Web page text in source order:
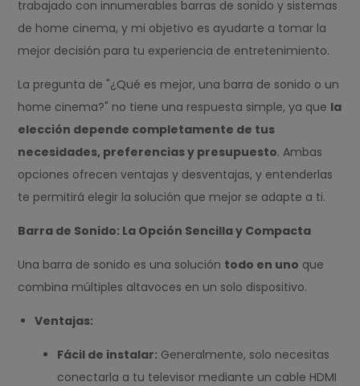
trabajado con innumerables barras de sonido y sistemas
de home cinema, y mi objetivo es ayudarte a tomar la
mejor decisión para tu experiencia de entretenimiento.
La pregunta de "¿Qué es mejor, una barra de sonido o un
home cinema?" no tiene una respuesta simple, ya que la
elección depende completamente de tus
necesidades, preferencias y presupuesto. Ambas
opciones ofrecen ventajas y desventajas, y entenderlas
te permitirá elegir la solución que mejor se adapte a ti.
Barra de Sonido: La Opción Sencilla y Compacta
Una barra de sonido es una solución todo en uno que
combina múltiples altavoces en un solo dispositivo.
Ventajas:
Fácil de instalar: Generalmente, solo necesitas
conectarla a tu televisor mediante un cable HDMI